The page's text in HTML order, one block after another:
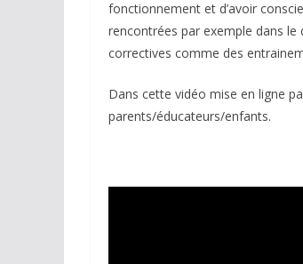
fonctionnement et d’avoir
rencontrées par exemple dans le
correctives comme des
Dans cette vidéo mise en ligne
parents/éducateurs/enfants.